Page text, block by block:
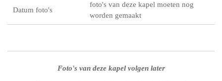
Datum foto's
foto's van deze kapel moeten nog
worden gemaakt
Foto's van deze kapel volgen later